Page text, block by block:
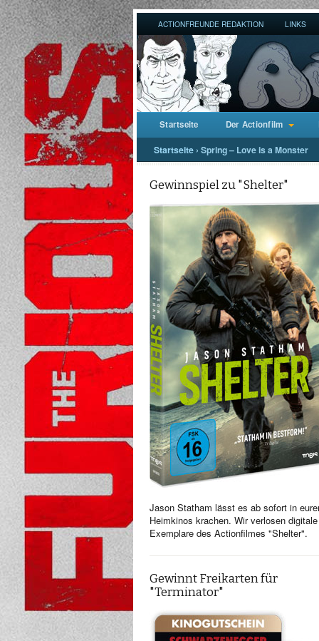
ACTIONFREUNDE REDAKTION LINKS
Startseite Der Actionfilm
Startseite › Spring – Love is a Monster
Gewinnspiel zu "Shelter"
Jason Statham lässt es ab sofort in
Heimkinos krachen. Wir verlosen digitale
Exemplare des Actionfilmes "Shelter".
Gewinnt Freikarten für
"Terminator"